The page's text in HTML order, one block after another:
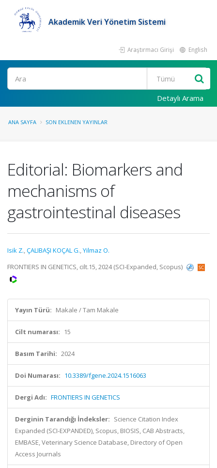
Akademik Veri Yönetim Sistemi
Araştırmacı Girişi English
Ara
Detaylı Arama
ANA SAYFA SON EKLENEN YAYINLAR
Editorial: Biomarkers and
mechanisms of
gastrointestinal diseases
Isik Z.,ÇALIBAŞI KOÇAL G.,Yilmaz O.
FRONTIERS IN GENETICS, cilt.15, 2024 (SCI-Expanded, Scopus)
Yayın Türü: Makale / Tam Makale
Cilt numarası: 15
Basım Tarihi: 2024
Doi Numarası: 10.3389/fgene.2024.1516063
Dergi Adı: FRONTIERS IN GENETICS
Derginin Tarandığı İndeksler: Science Citation Index
Expanded (SCI-EXPANDED), Scopus, BIOSIS, CAB Abstracts,
EMBASE, Veterinary Science Database, Directory of Open
Access Journals